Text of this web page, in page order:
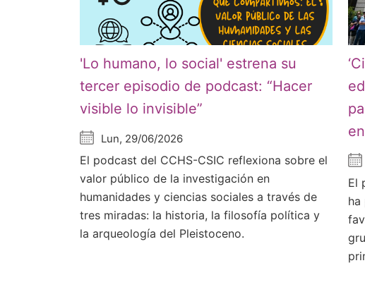
'Lo humano, lo social' estrena su
tercer episodio de podcast: “Hacer
visible lo invisible”
Lun, 29/06/2026
El podcast del CCHS-CSIC reflexiona sobre el
valor público de la investigación en
humanidades y ciencias sociales a través de
tres miradas: la historia, la filosofía política y
la arqueología del Pleistoceno.
El
ha